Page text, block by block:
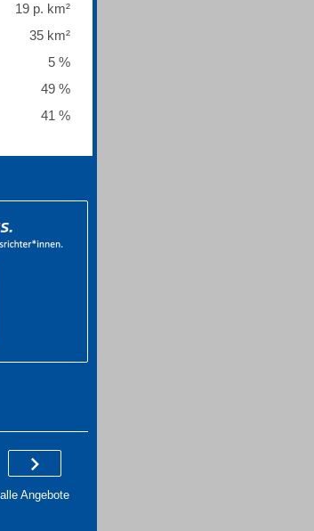
19 p. km²
35 km²
5 %
49 %
41 %
alle Angebote